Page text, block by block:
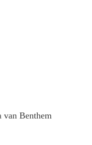
van Benthem